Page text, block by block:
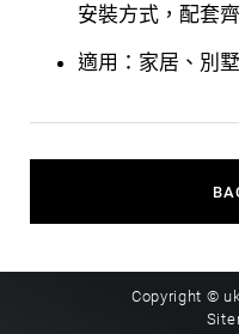
安裝方式，配套
適用：家居、別
Copyright ©